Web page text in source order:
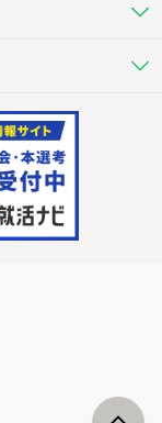
畜産業（羊、ウズラな
ウスで多様な野菜の生産
た工場で野菜の生産管
品の物流・卸し・輸出
・養殖、または水産加
採用
日以上
能